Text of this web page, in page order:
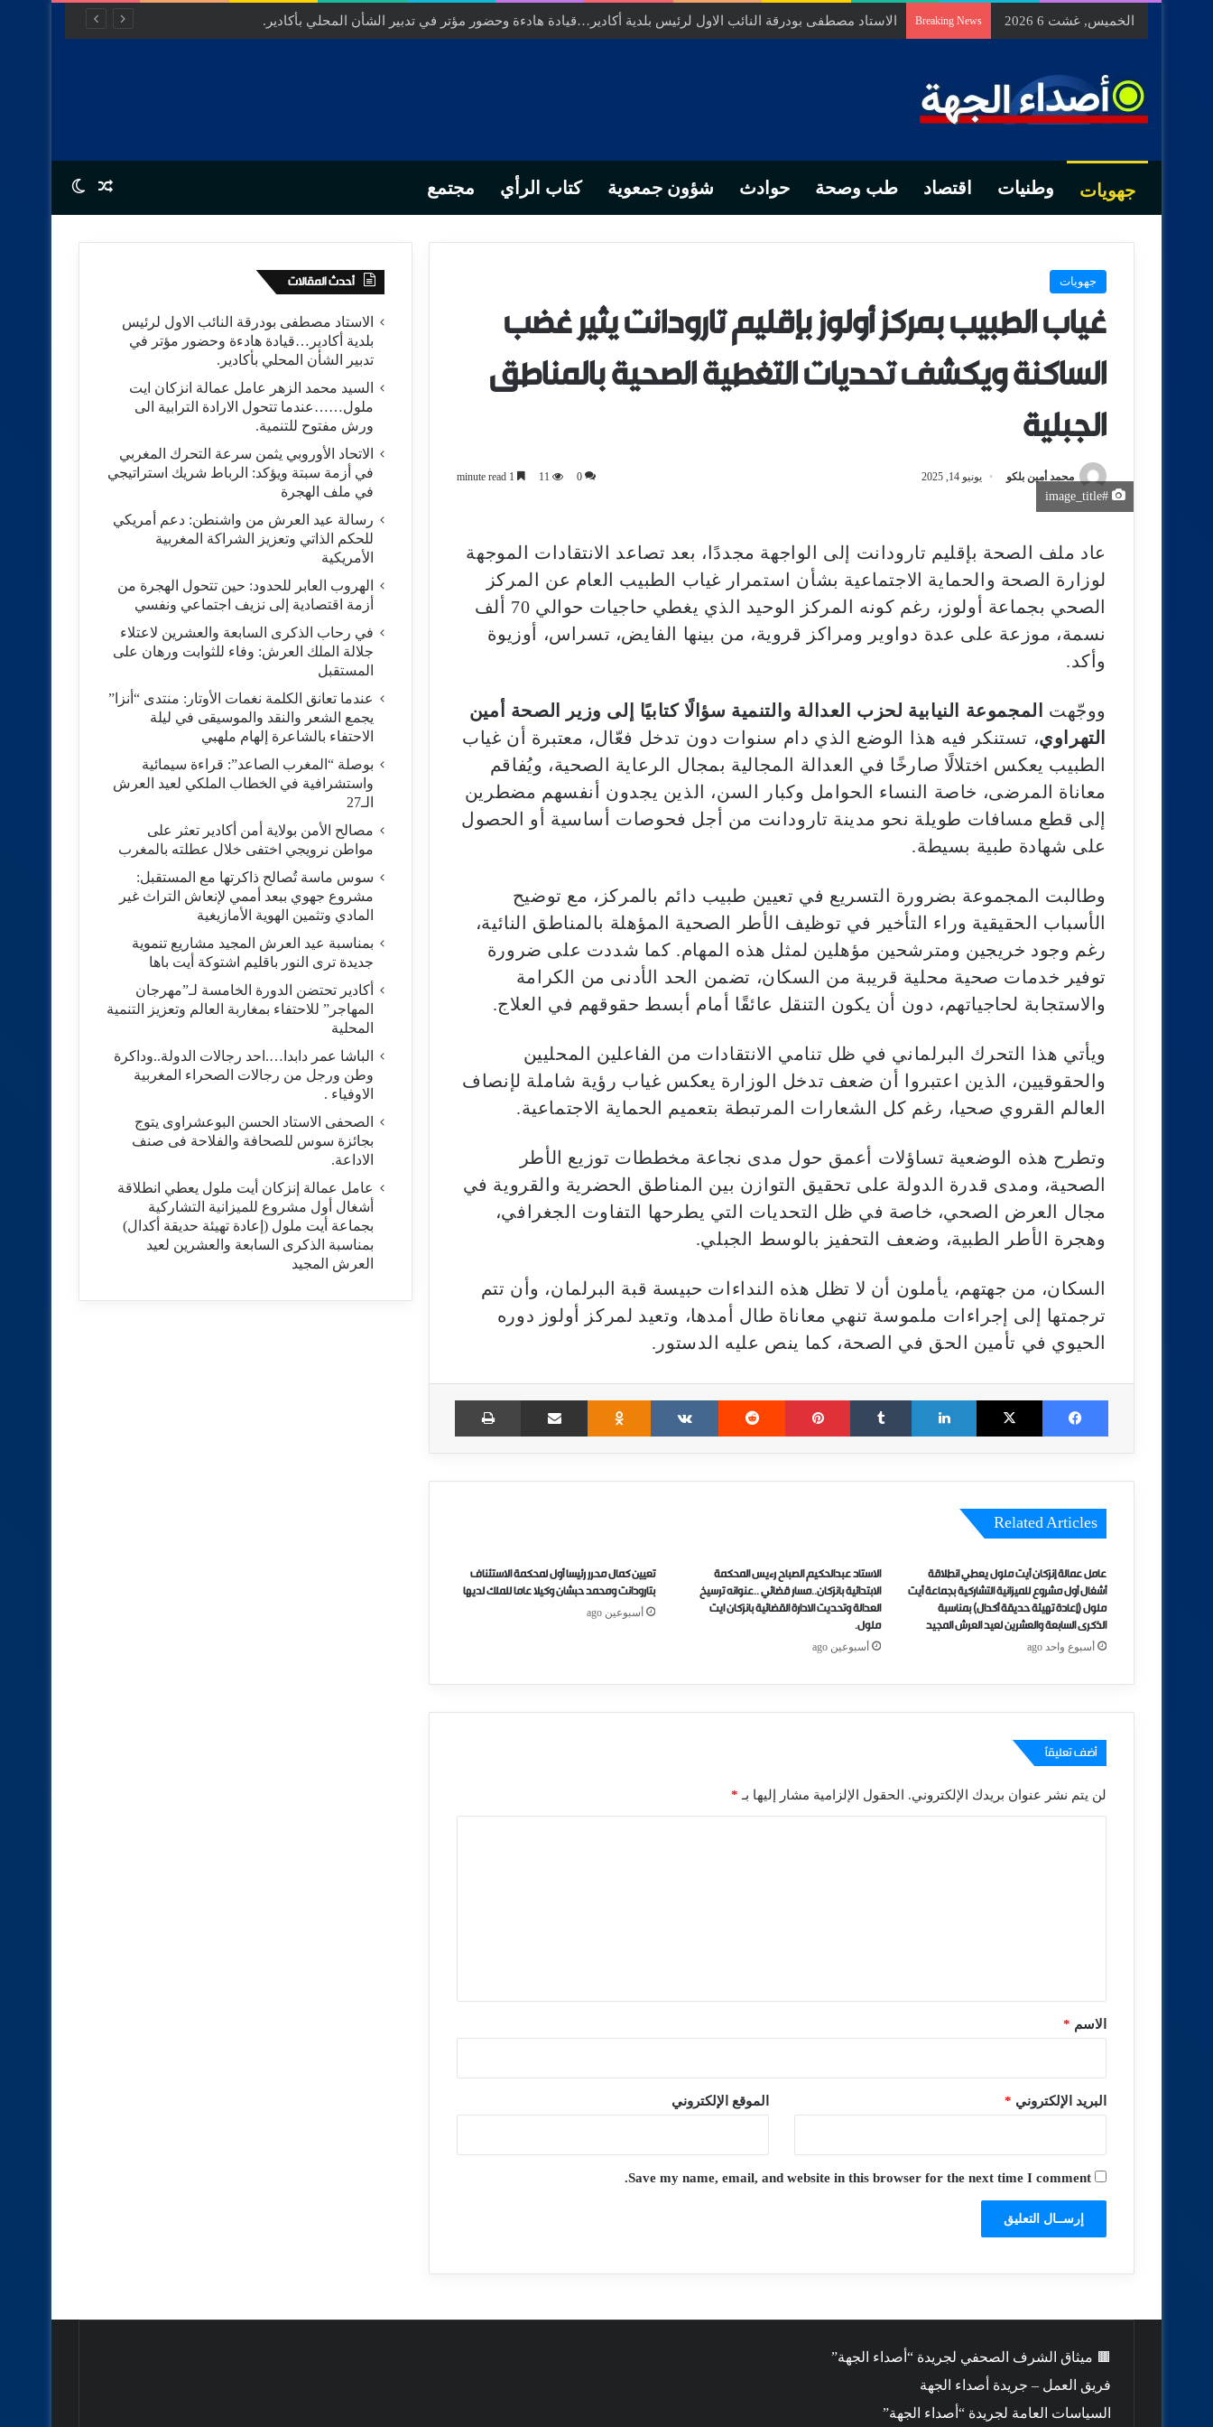
الخميس, غشت 6 2026 Breaking News الاستاد مصطفى بودرقة النائب الاول لرئيس بلدية أكادير…قيادة هادءة وحضور مؤتر في تدبير الشأن المحلي بأكادير.
جهويات وطنيات اقتصاد طب وصحة حوادث شؤون جمعوية كتاب الرأي مجتمع Random Article
Switch skin
جهويات
غياب الطبيب بمركز أولوز بإقليم تارودانت يثير غضب
الساكنة ويكشف تحديات التغطية الصحية بالمناطق
الجبلية
محمد أمين بلكو يونيو 14, 2025 0
11
#image_title
عاد ملف الصحة بإقليم تارودانت إلى الواجهة مجددًا، بعد تصاعد الانتقادات الموجهة
لوزارة الصحة والحماية الاجتماعية بشأن استمرار غياب الطبيب العام عن المركز
الصحي بجماعة أولوز، رغم كونه المركز الوحيد الذي يغطي حاجيات حوالي 70 ألف
نسمة، موزعة على عدة دواوير ومراكز قروية، من بينها الفايض، تسراس، أوزيوة
وأكد.
ووجّهت
المجموعة النيابية لحزب العدالة والتنمية سؤالًا كتابيًا إلى وزير الصحة أمين
التهراوي، تستنكر فيه هذا الوضع الذي دام سنوات دون تدخل فعّال، معتبرة أن غياب
الطبيب يعكس اختلالًا صارخًا في العدالة المجالية بمجال الرعاية الصحية، ويُفاقم
معاناة المرضى، خاصة النساء الحوامل وكبار السن، الذين يجدون أنفسهم مضطرين
إلى قطع مسافات طويلة نحو مدينة تارودانت من أجل فحوصات أساسية أو الحصول
على شهادة طبية بسيطة.
وطالبت المجموعة بضرورة التسريع في تعيين طبيب دائم بالمركز، مع توضيح
الأسباب الحقيقية وراء التأخير في توظيف الأطر الصحية المؤهلة بالمناطق النائية،
رغم وجود خريجين ومترشحين مؤهلين لمثل هذه المهام. كما شددت على ضرورة
توفير خدمات صحية محلية قريبة من السكان، تضمن الحد الأدنى من الكرامة
والاستجابة لحاجياتهم، دون أن يكون التنقل عائقًا أمام أبسط حقوقهم في العلاج.
ويأتي هذا التحرك البرلماني في ظل تنامي الانتقادات من الفاعلين المحليين
والحقوقيين، الذين اعتبروا أن ضعف تدخل الوزارة يعكس غياب رؤية شاملة لإنصاف
العالم القروي صحيا، رغم كل الشعارات المرتبطة بتعميم الحماية الاجتماعية.
وتطرح هذه الوضعية تساؤلات أعمق حول مدى نجاعة مخططات توزيع الأطر
الصحية، ومدى قدرة الدولة على تحقيق التوازن بين المناطق الحضرية والقروية في
مجال العرض الصحي، خاصة في ظل التحديات التي يطرحها التفاوت الجغرافي،
وهجرة الأطر الطبية، وضعف التحفيز بالوسط الجبلي.
السكان، من جهتهم، يأملون أن لا تظل هذه النداءات حبيسة قبة البرلمان، وأن تتم
ترجمتها إلى إجراءات ملموسة تنهي معاناة طال أمدها، وتعيد لمركز أولوز دوره
الحيوي في تأمين الحق في الصحة، كما ينص عليه الدستور.
Facebook
X
LinkedIn
Tumblr
Pinterest
Reddit
VKontakte
Odnoklassniki
Share via Email
Print
Related Articles
عامل عمالة إنزكان أيت ملول يعطي انطلاقة
أشغال أول مشروع للميزانية التشاركية بجماعة أيت
ملول (إعادة تهيئة حديقة أكدال) بمناسبة
الذكرى السابعة والعشرين لعيد العرش المجيد
أسبوع واحد ago
الاستاد عبدالحكيم الصباح رءيس المحكمة
الابتدائية بانزكان..مسار قضائي ..عنوانه ترسيخ
العدالة وتحديت الادارة القضائية بانزكان ايت
ملول.
أسبوعين ago
تعيين كمال محرر رئيسا أول لمحكمة الاستئناف
بتارودانت ومحمد حبشان وكيلا عاما للملك لديها
أسبوعين ago
أضف تعليقاً
لن يتم نشر عنوان بريدك الإلكتروني. الحقول الإلزامية مشار إليها بـ *
*الاسم *
البريد الإلكتروني * الموقع الإلكتروني
Save my name, email, and website in this browser for the next time I comment.
أحدث المقالات
الاستاد مصطفى بودرقة النائب الاول لرئيس
بلدية أكادير…قيادة هادءة وحضور مؤتر في
تدبير الشأن المحلي بأكادير.
السيد محمد الزهر عامل عمالة انزكان ايت
ملول……عندما تتحول الارادة الترابية الى
ورش مفتوح للتنمية.
الاتحاد الأوروبي يثمن سرعة التحرك المغربي
في أزمة سبتة ويؤكد: الرباط شريك استراتيجي
في ملف الهجرة
رسالة عيد العرش من واشنطن: دعم أمريكي
للحكم الذاتي وتعزيز الشراكة المغربية
الأمريكية
​الهروب العابر للحدود: حين تتحول الهجرة من
أزمة اقتصادية إلى نزيف اجتماعي ونفسي
في رحاب الذكرى السابعة والعشرين لاعتلاء
جلالة الملك العرش: وفاء للثوابت ورهان على
المستقبل
​عندما تعانق الكلمة نغمات الأوتار: منتدى “أنزا”
يجمع الشعر والنقد والموسيقى في ليلة
الاحتفاء بالشاعرة إلهام ملهبي
بوصلة “المغرب الصاعد”: قراءة سيمائية
واستشرافية في الخطاب الملكي لعيد العرش
الـ27
مصالح الأمن بولاية أمن أكادير تعثر على
مواطن نرويجي اختفى خلال عطلته بالمغرب
سوس ماسة تُصالح ذاكرتها مع المستقبل:
مشروع جهوي ببعد أممي لإنعاش التراث غير
المادي وتثمين الهوية الأمازيغية
بمناسبة عيد العرش المجيد مشاريع تنموية
جديدة ترى النور باقليم اشتوكة أيت باها
أكادير تحتضن الدورة الخامسة لـ”مهرجان
المهاجر” للاحتفاء بمغاربة العالم وتعزيز التنمية
المحلية
الباشا عمر دابدا….احد رجالات الدولة..وداكرة
وطن ورجل من رجالات الصحراء المغربية
الاوفياء .
الصحفى الاستاد الحسن البوعشراوى يتوج
بجائزة سوس للصحافة والفلاحة فى صنف
الاداعة.
عامل عمالة إنزكان أيت ملول يعطي انطلاقة
أشغال أول مشروع للميزانية التشاركية
بجماعة أيت ملول (إعادة تهيئة حديقة أكدال)
بمناسبة الذكرى السابعة والعشرين لعيد
العرش المجيد
🟫 ميثاق الشرف الصحفي لجريدة “أصداء الجهة”
فريق العمل – جريدة أصداء الجهة
السياسات العامة لجريدة “أصداء الجهة”